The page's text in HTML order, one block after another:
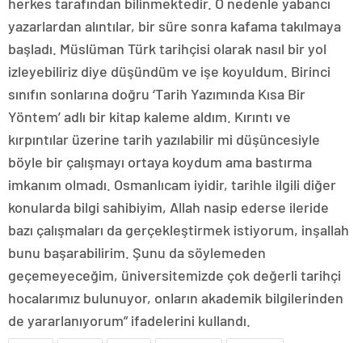
yazarlardan alıntılar, bir süre sonra kafama takılmaya
başladı. Müslüman Türk tarihçisi olarak nasıl bir yol
izleyebiliriz diye düşündüm ve işe koyuldum. Birinci
sınıfın sonlarına doğru ‘Tarih Yazımında Kısa Bir
Yöntem’ adlı bir kitap kaleme aldım. Kırıntı ve
kırpıntılar üzerine tarih yazılabilir mi düşüncesiyle
böyle bir çalışmayı ortaya koydum ama bastırma
imkanım olmadı. Osmanlıcam iyidir, tarihle ilgili diğer
konularda bilgi sahibiyim, Allah nasip ederse ileride
bazı çalışmaları da gerçekleştirmek istiyorum, inşallah
bunu başarabilirim. Şunu da söylemeden
geçemeyeceğim, üniversitemizde çok değerli tarihçi
hocalarımız bulunuyor, onların akademik bilgilerinden
de yararlanıyorum” ifadelerini kullandı.